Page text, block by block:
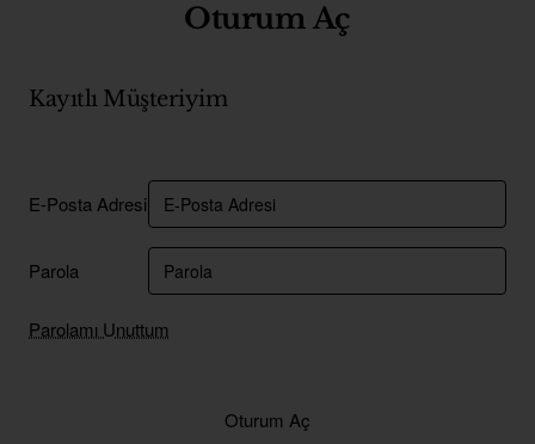
Oturum Aç
Kayıtlı Müşteriyim
E-Posta Adresi
Parola
Parolamı Unuttum
Oturum Aç